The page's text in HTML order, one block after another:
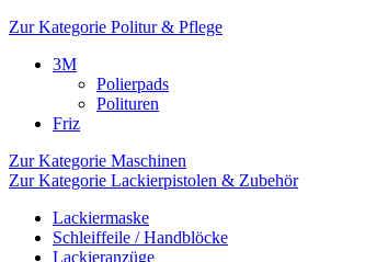
Zur Kategorie Politur & Pflege
3M
Polierpads
Polituren
Friz
Zur Kategorie Maschinen
Zur Kategorie Lackierpistolen & Zubehör
Lackiermaske
Schleiffeile / Handblöcke
Lackieranzüge